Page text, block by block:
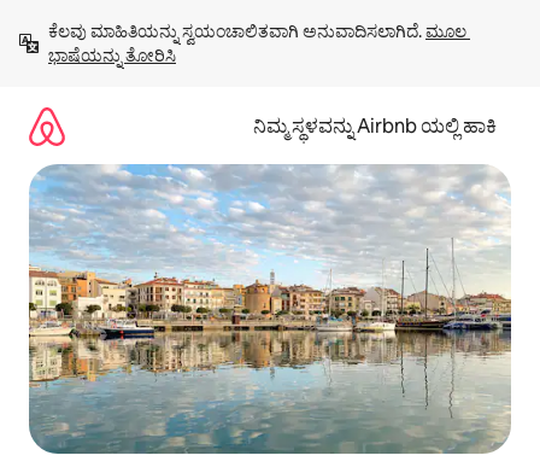
ಹೋಗಿ
ಕೆಲವು ಮಾಹಿತಿಯನ್ನು ಸ್ವಯಂಚಾಲಿತವಾಗಿ ಅನುವಾದಿಸಲಾಗಿದೆ. ಮೂಲ
ಭಾಷೆಯನ್ನು ತೋರಿಸಿ
ನಿಮ್ಮ ಸ್ಥಳವನ್ನು Airbnb ಯಲ್ಲಿ ಹಾಕಿ